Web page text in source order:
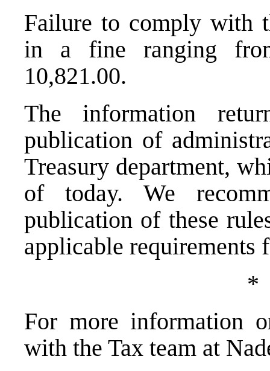
Failure to comply with
in a fine ranging
10,821.00.
The information
publication of
Treasury department,
of today. We
publication of these
applicable requirements
For more information
with the Tax team at